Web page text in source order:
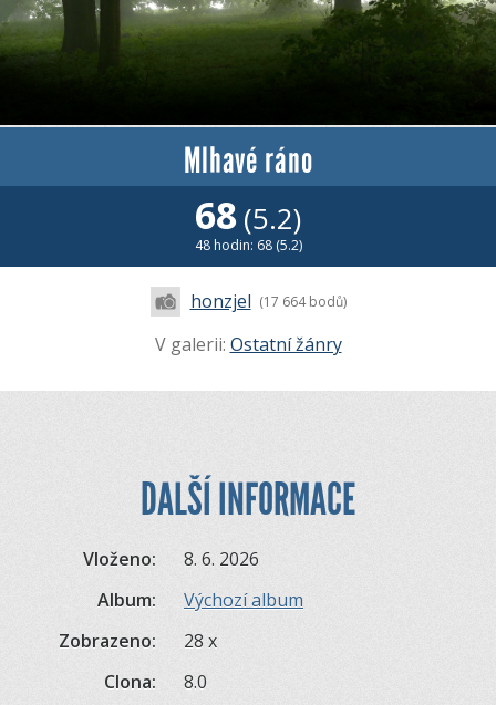
Měli jste účet na starém webu?
Mlhavé ráno
68(5.2)
48 hodin: 68 (5.2)
honzjel (17 664 bodů)
V galerii: Ostatní žánry
DALŠÍ INFORMACE
Vloženo:
8. 6. 2026
Album:
Výchozí album
Zobrazeno:
28 x
Clona:
8.0